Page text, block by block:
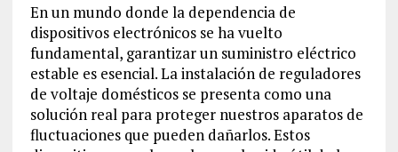
En un mundo donde la dependencia de
dispositivos electrónicos se ha vuelto
fundamental, garantizar un suministro eléctrico
estable es esencial. La instalación de reguladores
de voltaje domésticos se presenta como una
solución real para proteger nuestros aparatos de
fluctuaciones que pueden dañarlos. Estos